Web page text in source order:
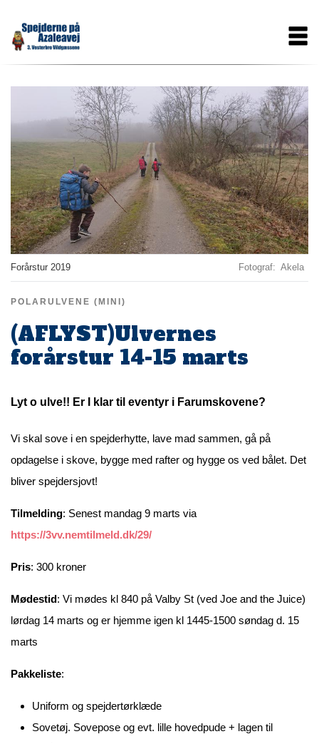
hovedindhold
Main
navigation
Forårstur 2019 Fotograf Akela
POLARULVENE (MINI)
(AFLYST)Ulvernes
forårstur 14-15 marts
Lyt o ulve!! Er I klar til eventyr i Farumskovene?
Vi skal sove i en spejderhytte, lave mad sammen, gå på
opdagelse i skove, bygge med rafter og hygge os ved bålet. Det
bliver spejdersjovt!
Tilmelding: Senest mandag 9 marts via
https://3vv.nemtilmeld.dk/29/
Pris: 300 kroner
Mødestid: Vi mødes kl 840 på Valby St (ved Joe and the Juice)
lørdag 14 marts og er hjemme igen kl 1445-1500 søndag d. 15
marts
Pakkeliste:
Uniform og spejdertørklæde
Sovetøj. Sovepose og evt. lille hovedpude + lagen til